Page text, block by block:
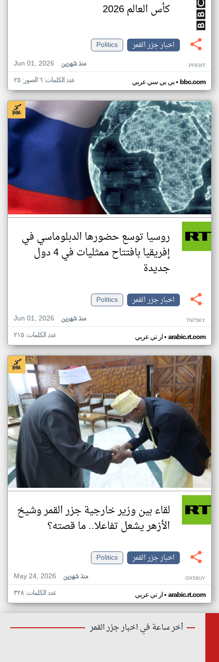
كأس العالم 2026
اخبار جزر القمر
Politics
Jun 01, 2026
منذ شهرين PF63IT
بي بي سي عربي• bbc.com عدد الكلمات: ٦ الصور: ٢٥
روسيا توسع حضورها الدبلوماسي في
إفريقيا بافتتاح ممثليات في 4 دول
جديدة
اخبار جزر القمر
Politics
Jun 01, 2026
منذ شهرين TN75KY
ار تي عربي• arabic.rt.com عدد الكلمات: ٢١٥
لقاء بين وزير خارجية جزر القمر وشيخ
الأزهر يشعل تفاعلا.. ما قصته؟
اخبار جزر القمر
Politics
May 24, 2026
منذ شهرين OX58UY
ار تي عربي• arabic.rt.com عدد الكلمات: ٣٢٨
أخر ساعة في اخبار جزر القمر